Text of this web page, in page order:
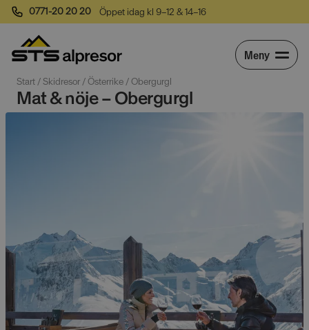
0771-20 20 20 Öppet idag kl 9–12 & 14–16
Meny
Start / Skidresor / Österrike / Obergurgl
Mat & nöje – Obergurgl